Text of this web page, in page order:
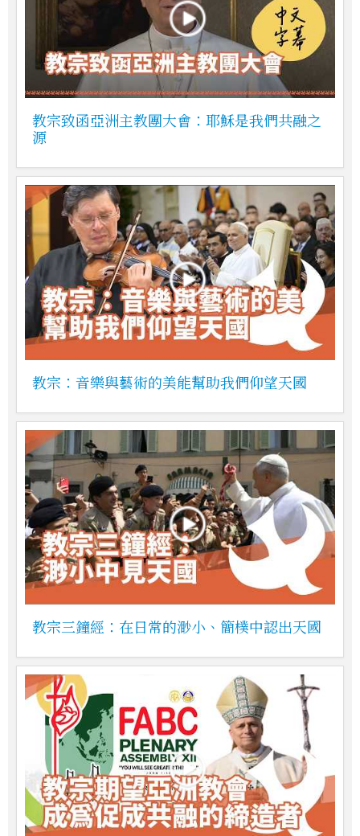
教宗致函亞洲主教團大會：耶穌是我們共融之
源
教宗：音樂與藝術的美能幫助我們仰望天國
教宗三鐘經：在日常的渺小、簡樸中認出天國